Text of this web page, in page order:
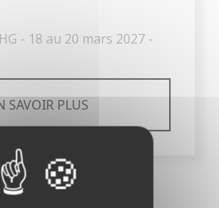
- 18 au 20 mars 2027 -
SAVOIR PLUS